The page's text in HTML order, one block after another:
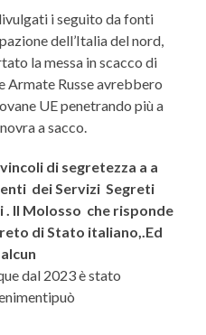
i seguito da fonti
dell’Italia del nord,
la messa in scacco di
Armate Russe avrebbero
UE penetrando più a
a sacco.
di segretezza a a
dei Servizi Segreti
. Il Molosso che risponde
di Stato italiano,.Ed
dal 2023 è stato